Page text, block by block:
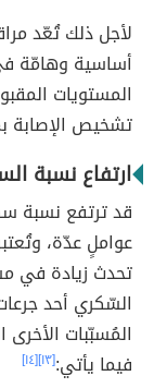
لأجل ذلك تُعّد
أساسية وهامّة
المستويات
تشخيص الإصابة
ارتفاع نسبة
قد ترتفع نسبة
عواملٍ عدّة،
تحدث زيادة في
السّكري أحد
المُسبّبات
فيما يأتي:[١٣] [١٤]